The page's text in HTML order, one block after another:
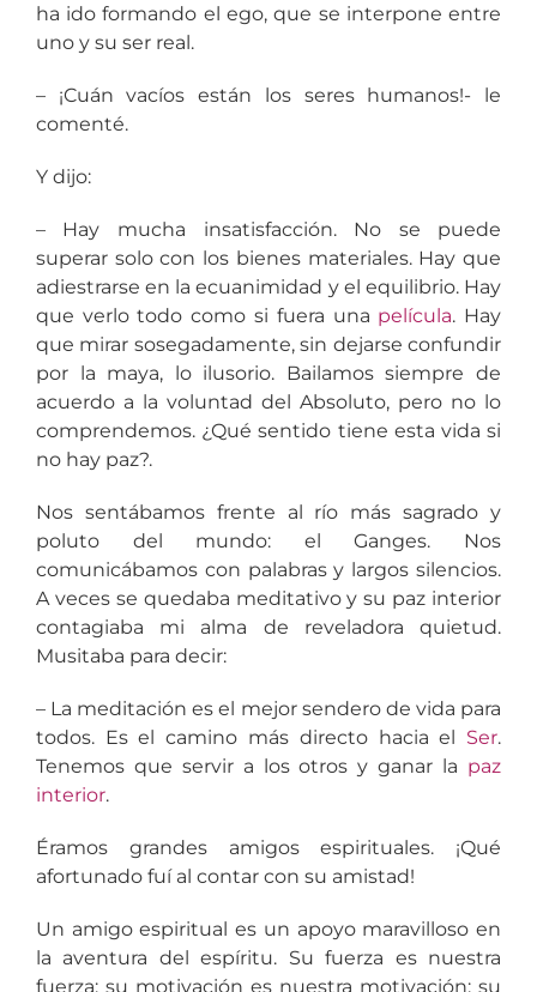
ha ido formando el ego, que se interpone entre
uno y su ser real.
– ¡Cuán vacíos están los seres humanos!- le
comenté.
Y dijo:
– Hay mucha insatisfacción. No se puede
superar solo con los bienes materiales. Hay que
adiestrarse en la ecuanimidad y el equilibrio. Hay
que verlo todo como si fuera una película. Hay
que mirar sosegadamente, sin dejarse confundir
por la maya, lo ilusorio. Bailamos siempre de
acuerdo a la voluntad del Absoluto, pero no lo
comprendemos. ¿Qué sentido tiene esta vida si
no hay paz?.
Nos sentábamos frente al río más sagrado y
poluto del mundo: el Ganges. Nos
comunicábamos con palabras y largos silencios.
A veces se quedaba meditativo y su paz interior
contagiaba mi alma de reveladora quietud.
Musitaba para decir:
– La meditación es el mejor sendero de vida para
todos. Es el camino más directo hacia el Ser.
Tenemos que servir a los otros y ganar la paz
interior.
Éramos grandes amigos espirituales. ¡Qué
afortunado fuí al contar con su amistad!
Un amigo espiritual es un apoyo maravilloso en
la aventura del espíritu. Su fuerza es nuestra
fuerza; su motivación es nuestra motivación; su